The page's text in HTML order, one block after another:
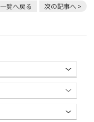
一覧へ戻る 次の記事へ >